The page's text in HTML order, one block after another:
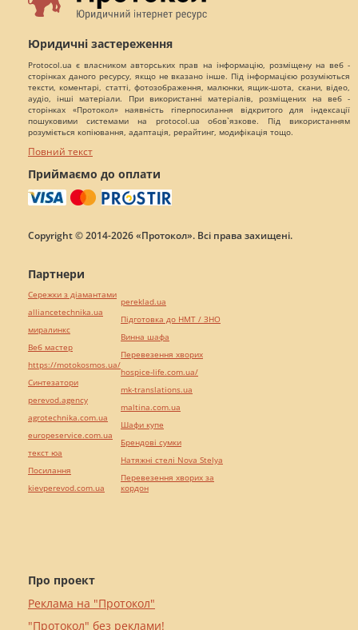
Юридичні застереження
Protocol.ua є власником авторських прав на інформацію, розміщену на веб -
сторінках даного ресурсу, якщо не вказано інше. Під інформацією розуміються
тексти, коментарі, статті, фотозображення, малюнки, ящик-шота, скани, відео,
аудіо, інші матеріали. При використанні матеріалів, розміщених на веб -
сторінках «Протокол» наявність гіперпосилання відкритого для індексації
пошуковими системами на protocol.ua обов`язкове. Під використанням
розуміється копіювання, адаптація, рерайтинг, модифікація тощо.
Повний текст
Приймаємо до оплати
Copyright © 2014-2026 «Протокол». Всі права захищені.
Про проект
Реклама на "Протокол"
"Протокол" без реклами!
Партнери
Сережки з діамантами
alliancetechnika.ua
миралинкс
Веб мастер
https://motokosmos.ua/
Синтезатори
perevod.agency
agrotechnika.com.ua
europeservice.com.ua
текст юа
Посилання
kievperevod.com.ua
pereklad.ua
Підготовка до НМТ / ЗНО
Винна шафа
Перевезення хворих
hospice-life.com.ua/
mk-translations.ua
maltina.com.ua
Шафи купе
Брендові сумки
Натяжні стелі Nova Stelya
Перевезення хворих за
кордон